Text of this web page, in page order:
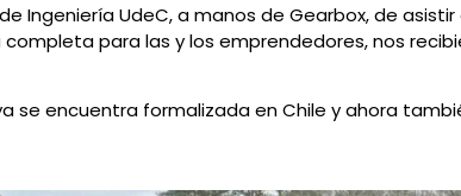
Ingeniería UdeC, a manos de Gearbox, de
completa para las y los emprendedores, nos
se encuentra formalizada en Chile y ahora